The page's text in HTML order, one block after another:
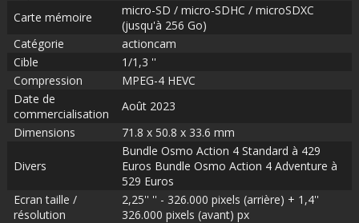
Carte mémoire
micro-SD / micro-SDHC / microSDXC
(jusqu'à 256 Go)
Catégorie
actioncam
Cible
1/1,3 ''
Compression
MPEG-4 HEVC
Date de
commercialisation
Août 2023
Dimensions
71.8 x 50.8 x 33.6 mm
Divers
Bundle Osmo Action 4 Standard à 429
Euros Bundle Osmo Action 4 Adventure à
529 Euros
Ecran taille /
résolution
2,25'' '' - 326.000 pixels (arrière) + 1,4''
326.000 pixels (avant) px